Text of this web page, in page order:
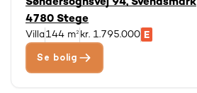
4780 Stege
Villa144 m² kr. 1.795.000
Se bolig